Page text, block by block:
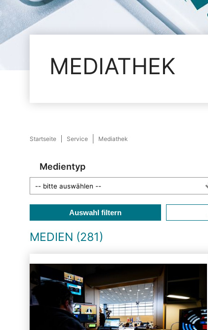
MEDIATHEK
Startseite Service Mediathek
Medientyp
Auswahl filtern
MEDIEN (281)